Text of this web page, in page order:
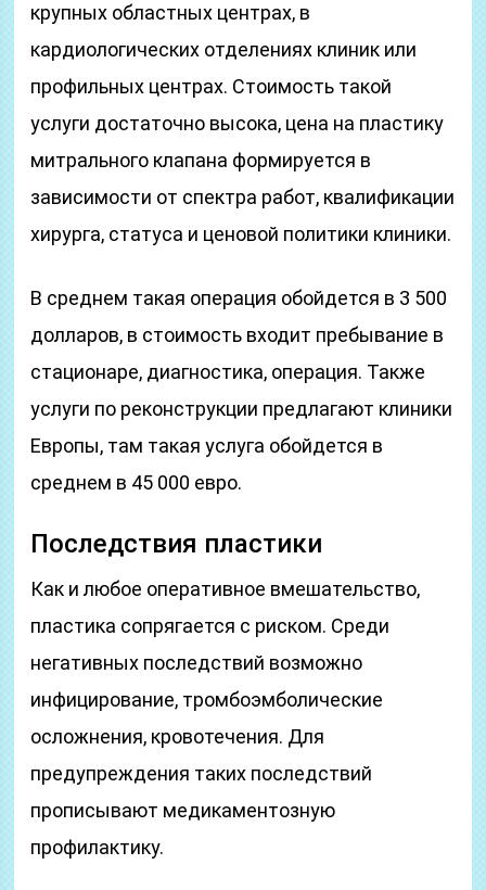
крупных областных центрах, в
кардиологических отделениях клиник или
профильных центрах. Стоимость такой
услуги достаточно высока, цена на пластику
митрального клапана формируется в
зависимости от спектра работ, квалификации
хирурга, статуса и ценовой политики клиники.
В среднем такая операция обойдется в 3 500
долларов, в стоимость входит пребывание в
стационаре, диагностика, операция. Также
услуги по реконструкции предлагают клиники
Европы, там такая услуга обойдется в
среднем в 45 000 евро.
Последствия пластики
Как и любое оперативное вмешательство,
пластика сопрягается с риском. Среди
негативных последствий возможно
инфицирование, тромбоэмболические
осложнения, кровотечения. Для
предупреждения таких последствий
прописывают медикаментозную
профилактику.